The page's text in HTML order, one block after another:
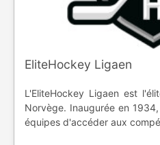
EliteHockey Ligaen
L'EliteHockey Ligaen est
Norvège. Inaugurée en
équipes d'accéder aux